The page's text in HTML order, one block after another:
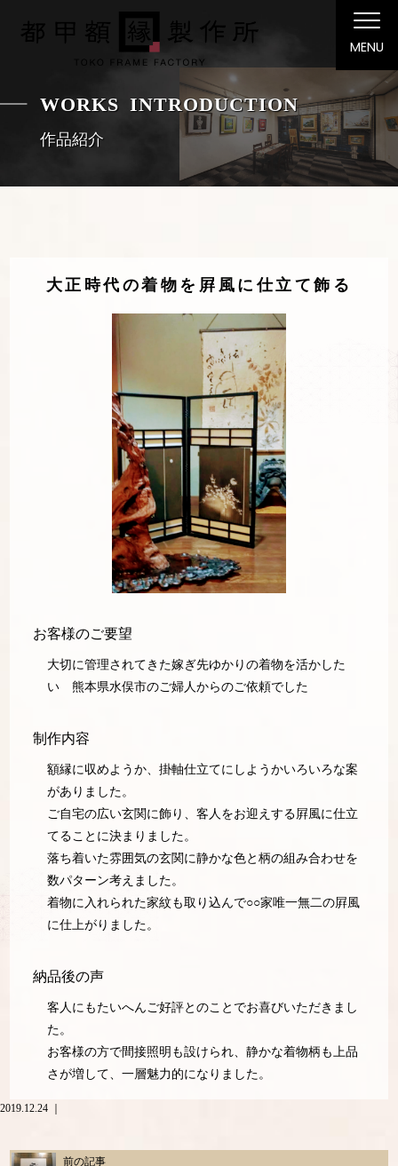
MENU
WORKS INTRODUCTION
作品紹介
大正時代の着物を屛風に仕立て飾る
お客様のご要望
大切に管理されてきた嫁ぎ先ゆかりの着物を活かした
い 熊本県水俣市のご婦人からのご依頼でした
制作内容
額縁に収めようか、掛軸仕立てにしようかいろいろな案
がありました。
ご自宅の広い玄関に飾り、客人をお迎えする屛風に仕立
てることに決まりました。
落ち着いた雰囲気の玄関に静かな色と柄の組み合わせを
数パターン考えました。
着物に入れられた家紋も取り込んで○○家唯一無二の屛風
に仕上がりました。
納品後の声
客人にもたいへんご好評とのことでお喜びいただきまし
た。
お客様の方で間接照明も設けられ、静かな着物柄も上品
さが増して、一層魅力的になりました。
2019.12.24 ｜
前の記事